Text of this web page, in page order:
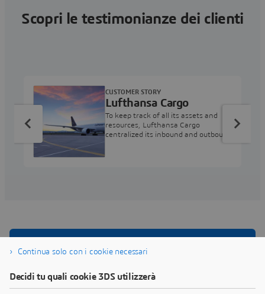
Scopri le testimonianze dei clienti
Lufthansa Cargo
To keep track of all its assets and
resources, Lufthansa Cargo
centralized its inbound and outbound
CUSTOMER STORY
Esplora le soluzioni in primo piano
per il trasporto marittimo
Continua solo con i cookie necessari
Decidi tu quali cookie 3DS utilizzerà